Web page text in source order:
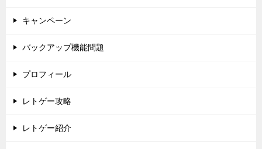
キャンペーン
バックアップ機能問題
プロフィール
レトゲー攻略
レトゲー紹介